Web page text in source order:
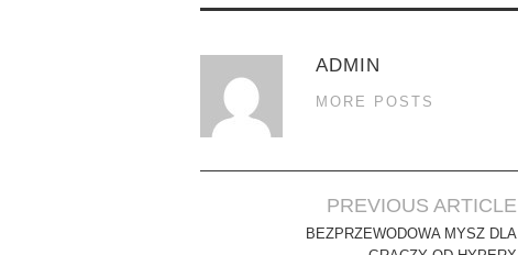
ADMIN
MORE POSTS
navigation
PREVIOUS ARTICLE
BEZPRZEWODOWA MYSZ DLA